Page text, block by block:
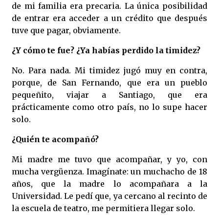
de mi familia era precaria. La única posibilidad
de entrar era acceder a un crédito que después
tuve que pagar, obviamente.
¿Y cómo te fue? ¿Ya habías perdido la timidez?
No. Para nada. Mi timidez jugó muy en contra,
porque, de San Fernando, que era un pueblo
pequeñito, viajar a Santiago, que era
prácticamente como otro país, no lo supe hacer
solo.
¿Quién te acompañó?
Mi madre me tuvo que acompañar, y yo, con
mucha vergüenza. Imagínate: un muchacho de 18
años, que la madre lo acompañara a la
Universidad. Le pedí que, ya cercano al recinto de
la escuela de teatro, me permitiera llegar solo.